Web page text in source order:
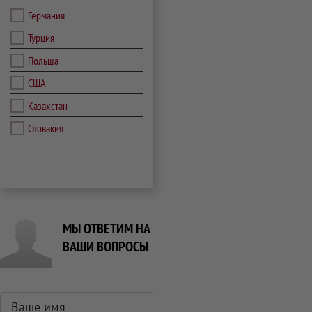
Германия
Турция
Польша
США
Казахстан
Словакия
МЫ ОТВЕТИМ НА
ВАШИ ВОПРОСЫ